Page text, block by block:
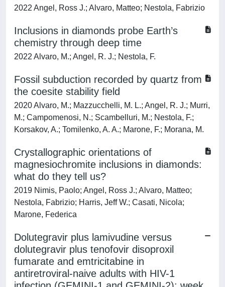
2022 Angel, Ross J.; Alvaro, Matteo; Nestola, Fabrizio
Inclusions in diamonds probe Earth’s
chemistry through deep time
2022 Alvaro, M.; Angel, R. J.; Nestola, F.
Fossil subduction recorded by quartz from
the coesite stability field
2020 Alvaro, M.; Mazzucchelli, M. L.; Angel, R. J.; Murri,
M.; Campomenosi, N.; Scambelluri, M.; Nestola, F.;
Korsakov, A.; Tomilenko, A. A.; Marone, F.; Morana, M.
Crystallographic orientations of
magnesiochromite inclusions in diamonds:
what do they tell us?
2019 Nimis, Paolo; Angel, Ross J.; Alvaro, Matteo;
Nestola, Fabrizio; Harris, Jeff W.; Casati, Nicola;
Marone, Federica
Dolutegravir plus lamivudine versus
dolutegravir plus tenofovir disoproxil
fumarate and emtricitabine in
antiretroviral-naive adults with HIV-1